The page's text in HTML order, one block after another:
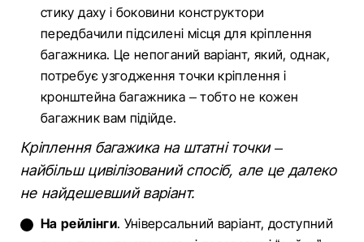
стику даху і боковини конструктори
передбачили підсилені місця для кріплення
багажника. Це непоганий варіант, який, однак,
потребує узгодження точки кріплення і
кронштейна багажника – тобто не кожен
багажник вам підійде.
Кріплення багажика на штатні точки –
найбільш цивілізований спосіб, але це далеко
не найдешевший варіант.
На рейлінги. Універсальний варіант, доступний